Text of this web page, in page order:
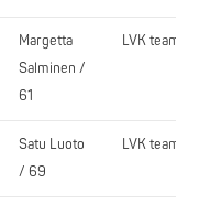
Margetta
Salminen /
61
LVK team
Satu Luoto
/ 69
LVK team